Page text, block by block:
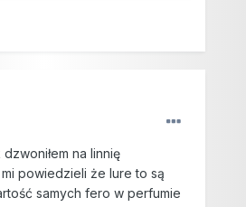
na linnię
powiedzieli że lure to są
samych fero w perfumie